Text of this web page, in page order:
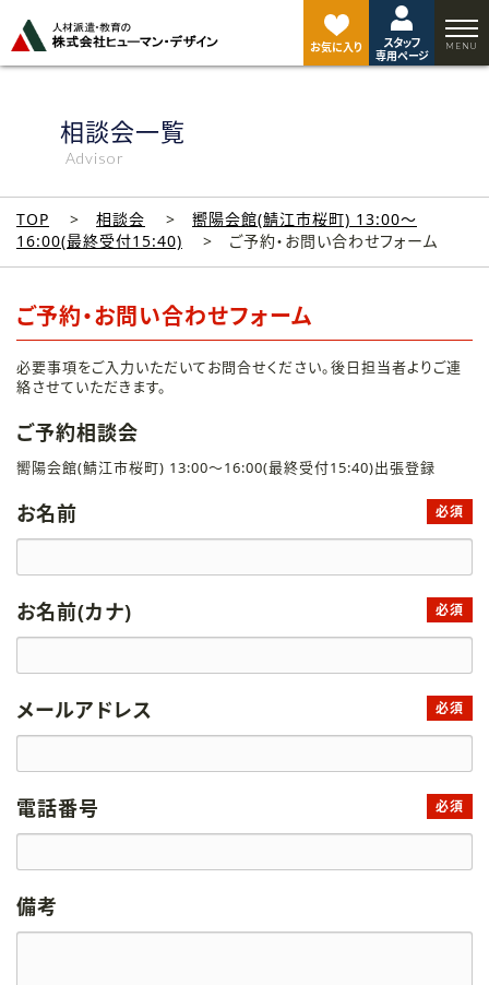
お気に入り
スタッフ
専用ページ
相談会一覧
Advisor
TOP 相談会
嚮陽会館(鯖江市桜町) 13:00～
16:00(最終受付15:40)
ご予約・お問い合わせフォーム
ご予約・お問い合わせフォーム
必要事項をご入力いただいてお問合せください。後日担当者よりご連
絡させていただきます。
ご予約相談会
嚮陽会館(鯖江市桜町) 13:00～16:00(最終受付15:40)出張登録
お名前 必須
お名前(カナ) 必須
メールアドレス 必須
電話番号 必須
備考
ジ
ト